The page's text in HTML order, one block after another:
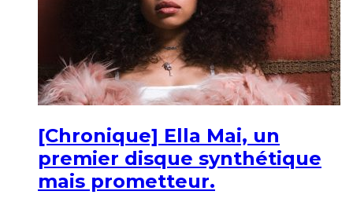
[Chronique] Ella Mai, un
premier disque synthétique
mais prometteur.